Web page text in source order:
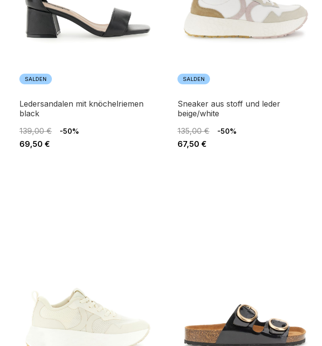
SALDEN
ledersandalen mit knöchelriemen
black
139,00 €
-50%
69,50 €
SALDEN
sneaker aus stoff und leder
beige/white
135,00 €
-50%
67,50 €